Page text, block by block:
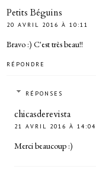
Petits Béguins
20 AVRIL 2016 À 10:11
Bravo :) C'est très beau!!
RÉPONDRE
RÉPONSES
chicasderevista
21 AVRIL 2016 À 14:04
Merci beaucoup :)